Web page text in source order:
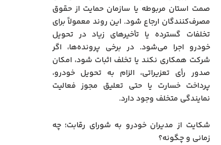
صمت استان مربوطه یا سازمان حمایت از حقوق
مصرف‌کنندگان ارجاع شود. این روند معمولاً برای
تخلفات گسترده یا تأخیرهای زیاد در تحویل
خودرو اجرا می‌شود. در برخی پرونده‌ها، اگر
شرکت همکاری نکند یا تخلف اثبات شود، امکان
صدور رأی تعزیراتی، الزام به تحویل خودرو،
پرداخت خسارت یا حتی تعلیق مجوز فعالیت
نمایندگی متخلف وجود دارد.
شکایت از مدیران خودرو به شورای رقابت؛ چه
زمانی و چگونه؟